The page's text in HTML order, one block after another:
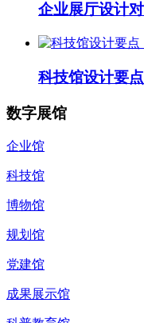
企业展厅设计
科技馆设计要
数字展馆
企业馆
科技馆
博物馆
规划馆
党建馆
成果展示馆